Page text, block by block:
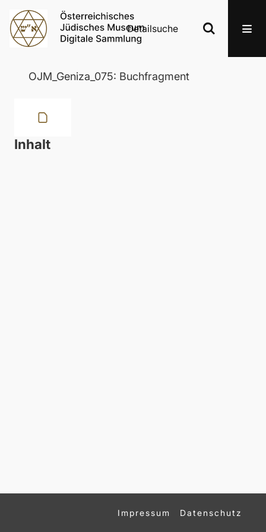
Detailsuche
OJM_Geniza_075: Buchfragment
Inhalt
Impressum Datenschutz